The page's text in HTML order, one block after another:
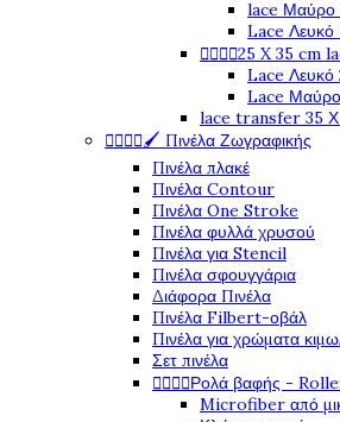
lace Μαύρο
Lace Λευκό
25 X 35 cm
Lace Λευκό
Lace
lace transfer 35
🖌️ Πινέλα Ζωγραφικής
Πινέλα πλακέ
Πινέλα Contour
Πινέλα One Stroke
Πινέλα φυλλά χρυσού
Πινέλα για Stencil
Πινέλα σφουγγάρια
Διάφορα Πινέλα
Πινέλα Filbert-οβάλ
Πινέλα για χρώματα
Σετ πινέλα
Ρολά βαφής -
Microfiber από